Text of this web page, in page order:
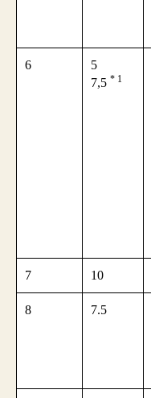
6
5
7,5 * 1
7 10
8 7.5